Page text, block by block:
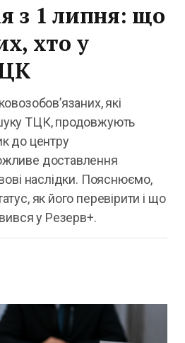
з 1 липня: що
хто у
які
ТЦК, продовжують
до центру
доставлення
наслідки. Пояснюємо,
як його перевірити і що
у Резерв+.